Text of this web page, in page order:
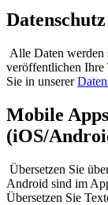
Alle Daten werden
veröffentlichen Ihre
Sie in unserer
Mobile
(iOS/
Übersetzen Sie
Android sind im
Übersetzen Sie